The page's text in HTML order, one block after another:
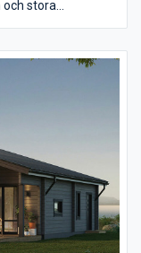
stora
ytor att trivas